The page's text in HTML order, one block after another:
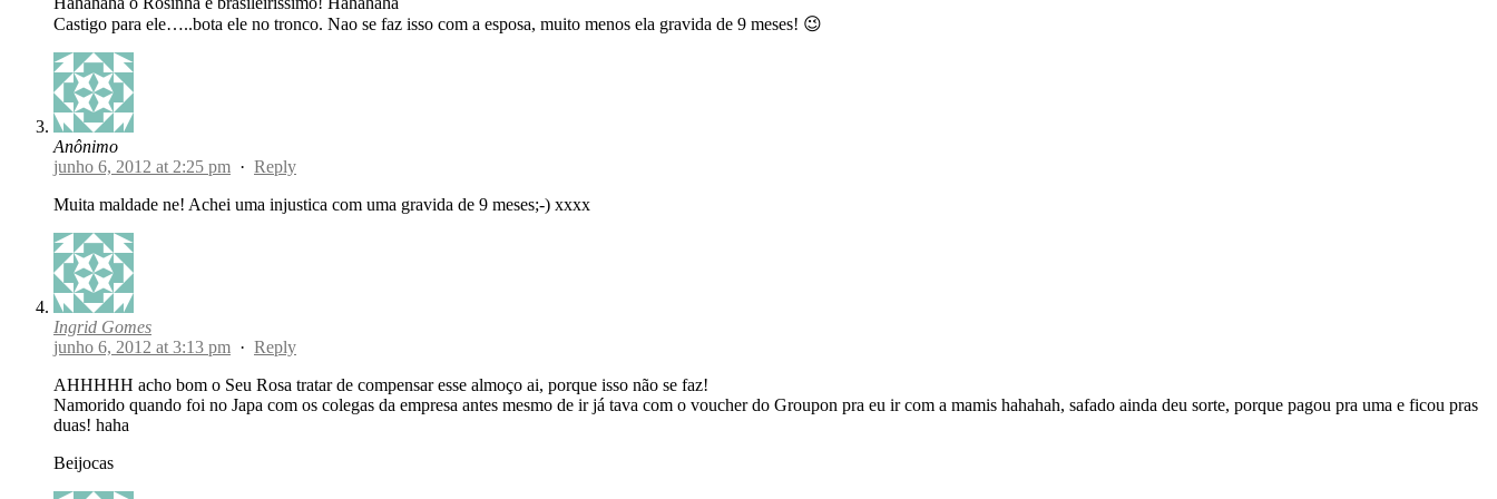
Castigo para ele…..bota ele no tronco. Nao se faz isso com a esposa, muito menos ela gravida de 9 meses! 😉
Anônimo
junho 6, 2012 at 2:25 pm · Reply
Muita maldade ne! Achei uma injustica com uma gravida de 9 meses;-) xxxx
Ingrid Gomes
junho 6, 2012 at 3:13 pm · Reply
AHHHHH acho bom o Seu Rosa tratar de compensar esse almoço ai, porque isso não se faz!
Namorido quando foi no Japa com os colegas da empresa antes mesmo de ir já tava com o voucher do Groupon pra eu ir com a mamis hahahah, safado ainda deu sorte, porque pagou pra uma e ficou pras
duas! haha
Beijocas